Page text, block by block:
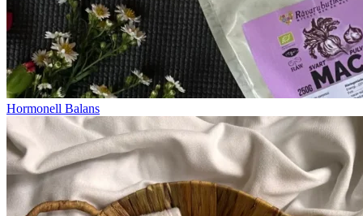
Hormonell Balans